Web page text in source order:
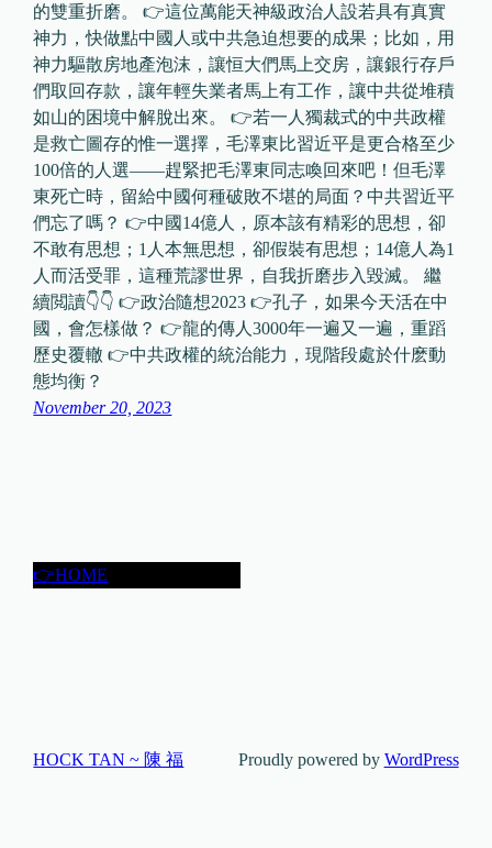
的雙重折磨。 👉這位萬能天神級政治人設若具有真實
神力，快做點中國人或中共急迫想要的成果；比如，用
神力驅散房地產泡沫，讓恒大們馬上交房，讓銀行存戶
們取回存款，讓年輕失業者馬上有工作，讓中共從堆積
如山的困境中解脫出來。 👉若一人獨裁式的中共政權
是救亡圖存的惟一選擇，毛澤東比習近平是更合格至少
100倍的人選——趕緊把毛澤東同志喚回來吧！但毛澤
東死亡時，留給中國何種破敗不堪的局面？中共習近平
們忘了嗎？ 👉中國14億人，原本該有精彩的思想，卻
不敢有思想；1人本無思想，卻假裝有思想；14億人為1
人而活受罪，這種荒謬世界，自我折磨步入毀滅。 繼
續閲讀👇👇 👉政治隨想2023 👉孔子，如果今天活在中
國，會怎樣做？ 👉龍的傳人3000年一遍又一遍，重蹈
歷史覆轍 👉中共政權的統治能力，現階段處於什麽動
態均衡？
November 20, 2023
👉HOME
HOCK TAN ~ 陳 福 Proudly powered by WordPress